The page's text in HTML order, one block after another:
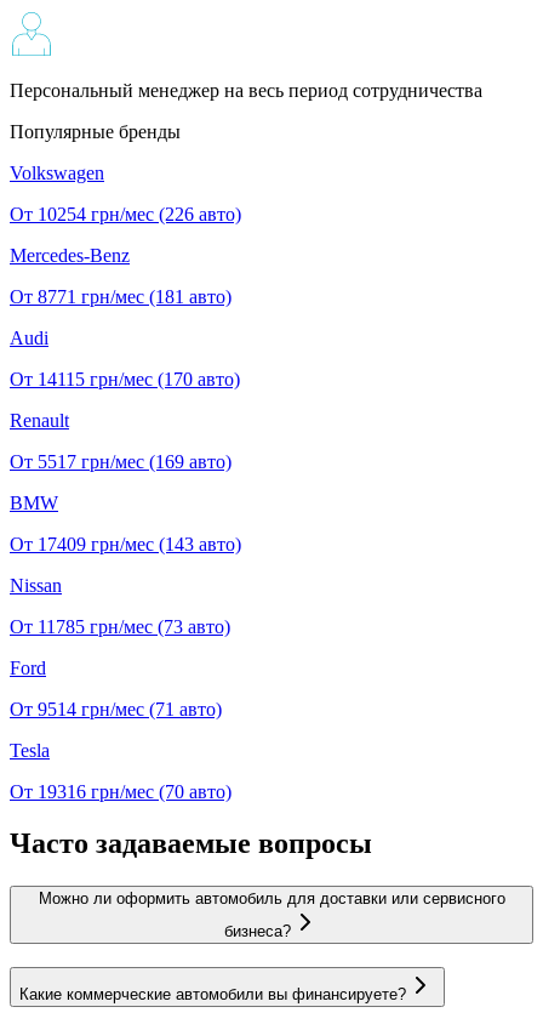
Персональный менеджер на весь период сотрудничества
Популярные бренды
Volkswagen
От 10254 грн/мес (226 авто)
Mercedes-Benz
От 8771 грн/мес (181 авто)
Audi
От 14115 грн/мес (170 авто)
Renault
От 5517 грн/мес (169 авто)
BMW
От 17409 грн/мес (143 авто)
Nissan
От 11785 грн/мес (73 авто)
Ford
От 9514 грн/мес (71 авто)
Tesla
От 19316 грн/мес (70 авто)
Часто задаваемые вопросы
Можно ли оформить автомобиль для доставки или сервисного
бизнеса?
Какие коммерческие автомобили вы финансируете?